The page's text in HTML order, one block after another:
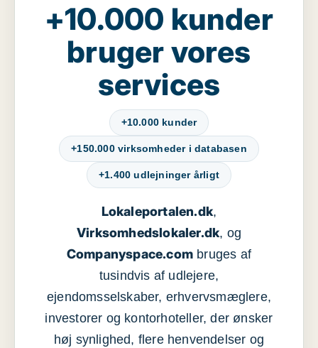
+10.000 kunder
bruger vores
services
+10.000 kunder
+150.000 virksomheder i databasen
+1.400 udlejninger årligt
Lokaleportalen.dk,
Virksomhedslokaler.dk, og
Companyspace.com bruges af
tusindvis af udlejere,
ejendomsselskaber, erhvervsmæglere,
investorer og kontorhoteller, der ønsker
høj synlighed, flere henvendelser og